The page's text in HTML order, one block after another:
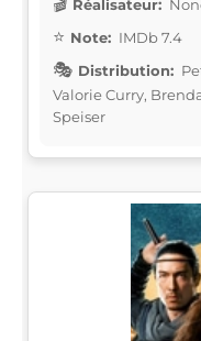
Réalisateur:
Note: IMDb 7.4
Distribution:
Valorie Curry,
Speiser